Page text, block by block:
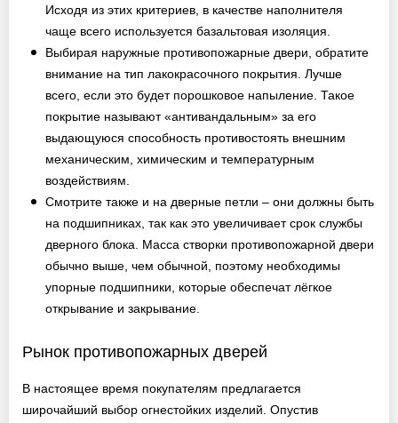
Исходя из этих критериев, в качестве наполнителя
чаще всего используется базальтовая изоляция.
Выбирая наружные противопожарные двери, обратите
внимание на тип лакокрасочного покрытия. Лучше
всего, если это будет порошковое напыление. Такое
покрытие называют «антивандальным» за его
выдающуюся способность противостоять внешним
механическим, химическим и температурным
воздействиям.
Смотрите также и на дверные петли – они должны быть
на подшипниках, так как это увеличивает срок службы
дверного блока. Масса створки противопожарной двери
обычно выше, чем обычной, поэтому необходимы
упорные подшипники, которые обеспечат лёгкое
открывание и закрывание.
Рынок противопожарных дверей
В настоящее время покупателям предлагается
широчайший выбор огнестойких изделий. Опустив